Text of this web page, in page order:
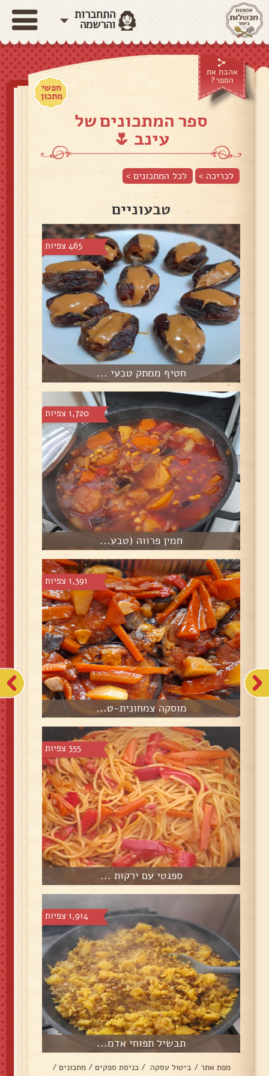
התחברות
והרשמה
אהבת את
הספר?
חפשי
מתכון
ספר המתכונים של
עינב 🌷
לכריכה > לכל המתכונים >
טבעוניים
465 צפיות
חטיף ממתק טבעי ...
1,720 צפיות
חמין פרווה (טבע...
1,391 צפיות
מוסקה צמחונית-ט...
355 צפיות
ספגטי עם ירקות ...
1,914 צפיות
תבשיל תפוחי אדמ...
מפת אתר / ביטול עסקה / כניסת ספקים / מתכונים /